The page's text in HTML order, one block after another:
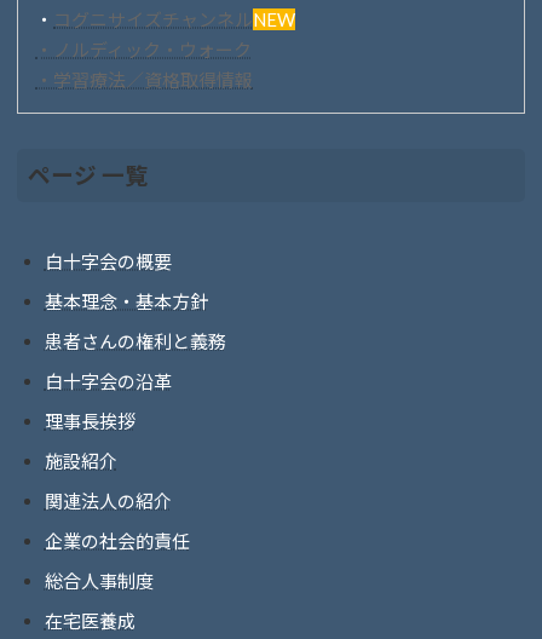
・ コグニサイズチャンネルNEW
・ノルディック・ウォーク
・学習療法／資格取得情報
ページ 一覧
白十字会の概要
基本理念・基本方針
患者さんの権利と義務
白十字会の沿革
理事長挨拶
施設紹介
関連法人の紹介
企業の社会的責任
総合人事制度
在宅医養成